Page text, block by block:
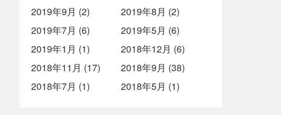
2019年9月 (2)
2019年8月 (2)
2019年7月 (6)
2019年5月 (6)
2019年1月 (1)
2018年12月 (6)
2018年11月 (17)
2018年9月 (38)
2018年7月 (1)
2018年5月 (1)